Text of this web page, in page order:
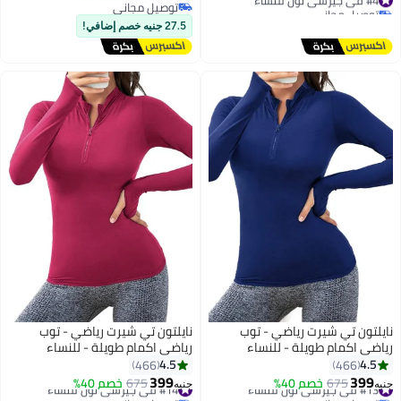
كاجوال برقبة دائرية مناسب
للأنشطة الخارجية
توصيل مجاني
#4 في جيرسي نون للنساء
توصيل مجاني
توصيل مجاني
27.5 جنيه خصم إضافي!
نايلتون تي شيرت رياضي - توب
رياضي اكمام طويلة - للنساء
4.5
466
جنيه399
675 خصم 40% #13 في جيرسي نون للنساء
توصيل مجاني
نايلتون تي شيرت رياضي - توب
رياضي اكمام طويلة - للنساء
4.5
466
جنيه399
675 خصم 40% #14 في جيرسي نون للنساء
توصيل مجاني